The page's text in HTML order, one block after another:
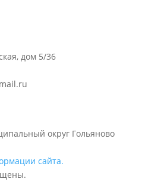
дом 5/36
округ Гольяново
сайта.